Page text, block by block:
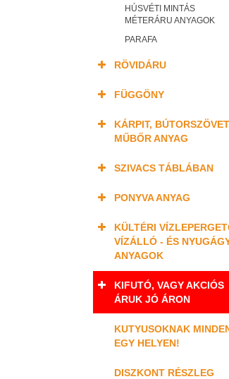
HÚSVÉTI MINTÁS
MÉTERÁRU ANYAGOK
PARAFA
RÖVIDÁRU
FÜGGÖNY
KÁRPIT,
MŰBŐR ANYAG
SZIVACS TÁBLÁBAN
PONYVA ANYAG
KÜLTÉRI
VÍZÁLLÓ - ÉS
ANYAGOK
KIFUTÓ, VAGY AKCIÓS
ÁRUK JÓ ÁRON
KUTYUSOKNAK
EGY HELYEN!
DISZKONT RÉSZLEG